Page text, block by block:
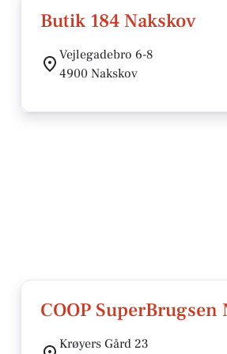
Butik 184 Nakskov
Vejlegadebro 6-8
4900 Nakskov
COOP SuperBrugsen
Krøyers Gård 23